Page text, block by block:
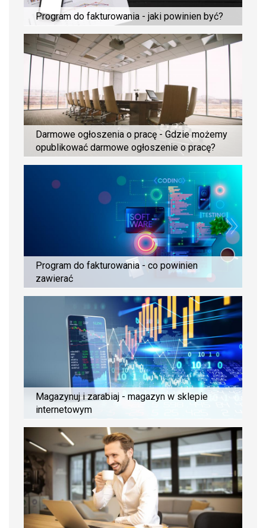
Program do fakturowania - jaki powinien być?
Darmowe ogłoszenia o pracę - Gdzie możemy
opublikować darmowe ogłoszenie o pracę?
Program do fakturowania - co powinien
zawierać
Magazynuj i zarabiaj - magazyn w sklepie
internetowym